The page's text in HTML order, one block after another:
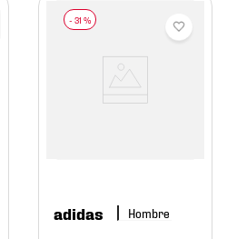
- 31 %
adidas Hombre